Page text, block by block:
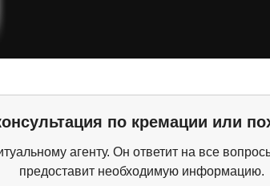
по кремации или
агенту. Он ответит на все
предоставит необходимую информацию.